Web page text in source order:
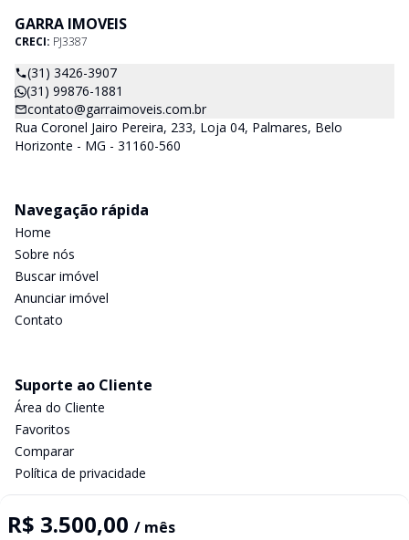
R$ 3.500,00 / mês
GARRA IMOVEIS
CRECI: PJ3387
(31) 3426-3907
(31) 99876-1881
contato@garraimoveis.com.br
Rua Coronel Jairo Pereira, 233, Loja 04, Palmares, Belo
Horizonte - MG - 31160-560
Navegação rápida
Home
Sobre nós
Buscar imóvel
Anunciar imóvel
Contato
Suporte ao Cliente
Área do Cliente
Favoritos
Comparar
Política de privacidade